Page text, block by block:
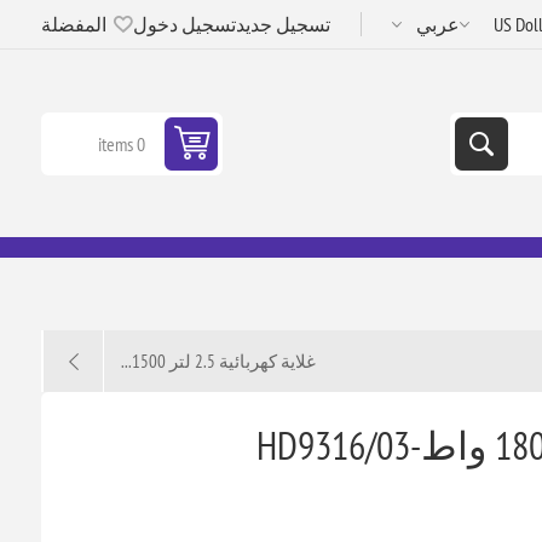
تسجيل جديدتسجيل دخول المفضلة
0 items
غلاية كهربائية 2.5 لتر 1500...